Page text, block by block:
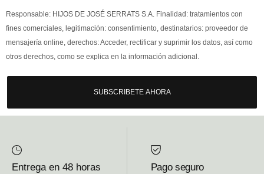
Responsable: HIJOS DE JOSÉ SERRATS S.A. Finalidad: tratamientos con
fines comerciales, legitimación: consentimiento, destinatarios: proveedor de
mensajería online, derechos: Acceder, rectificar y suprimir los datos, así como
otros derechos, como se explica en la información adicional.
SUBSCRIBETE AHORA
Entrega en 48 horas Pago seguro